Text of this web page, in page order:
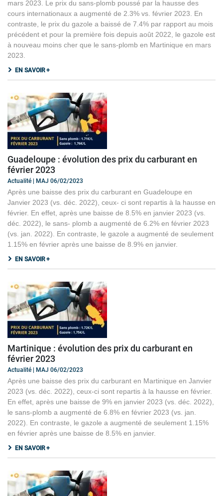
mars 2023. Le prix du sans-plomb poussé par la hausse des
cours internationaux a augmenté de 2.3% vs. février 2023. En
contraste, le prix du gazole a baissé de 7.4% par rapport au mois
précédent et pour la première fois depuis août 2022, le gazole est
à nouveau moins cher que le sans-plomb en Martinique en mars
2023.
EN SAVOIR +
Guadeloupe : évolution des prix du carburant en
février 2023
Actualité | MAJ 06/02/2023
Après une baisse des prix du carburant en Guadeloupe en
Janvier 2023 (vs. déc. 2022), ceux- ci sont repartis à la hausse en
février. En effet, après une baisse de 8.5% en janvier 2023 (vs.
déc. 2022), le sans- plomb a augmenté de 6.2% en février 2023
(vs. jan. 2022). En contraste, le gazole a augmenté de seulement
1.15% en février après une baisse de 8.9% en janvier.
EN SAVOIR +
Martinique : évolution des prix du carburant en
février 2023
Actualité | MAJ 06/02/2023
Après une baisse des prix du carburant en Martinique en Janvier
2023 (vs. déc. 2022), ceux-ci sont repartis à la hausse en février.
En effet, après une baisse de 9% en janvier 2023 (vs. déc. 2022),
le sans-plomb a augmenté de 6.8% en février 2023 (vs. jan.
2022). En contraste, le gazole a augmenté de seulement 1.15%
en février après une baisse de 8.5% en janvier.
EN SAVOIR +